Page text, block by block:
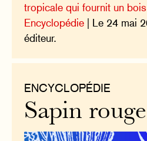
tropicale qui fournit un
Encyclopédie | Le 24 mai
éditeur.
ENCYCLOPÉDIE
Sapin rouge